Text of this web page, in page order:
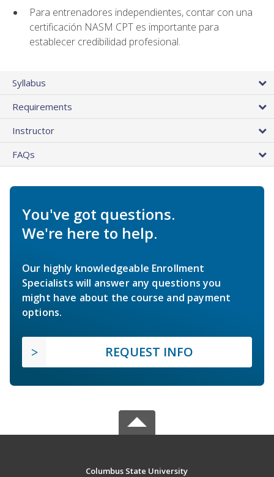
Para entrenadores independientes, contar con una
certificación NASM CPT es importante para
establecer credibilidad profesional.
Syllabus
Requirements
Instructor
FAQs
You've got questions.
We're here to help.
Our highly knowledgeable Enrollment
Specialists will answer any questions you
might have about the course and payment
options.
REQUEST INFO
Columbus State University